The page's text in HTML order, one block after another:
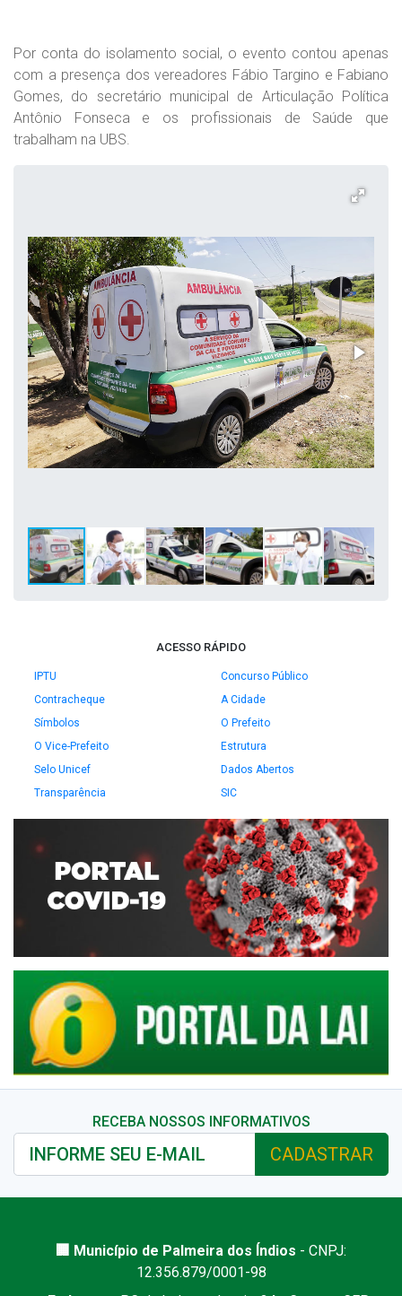
Por conta do isolamento social, o evento contou apenas
com a presença dos vereadores Fábio Targino e Fabiano
Gomes, do secretário municipal de Articulação Política
Antônio Fonseca e os profissionais de Saúde que
trabalham na UBS.
ACESSO RÁPIDO
IPTU
Concurso Público
Contracheque
A Cidade
Símbolos
O Prefeito
O Vice-Prefeito
Estrutura
Selo Unicef
Dados Abertos
Transparência
SIC
RECEBA NOSSOS INFORMATIVOS
CADASTRAR
🏢 Município de Palmeira dos Índios - CNPJ:
12.356.879/0001-98